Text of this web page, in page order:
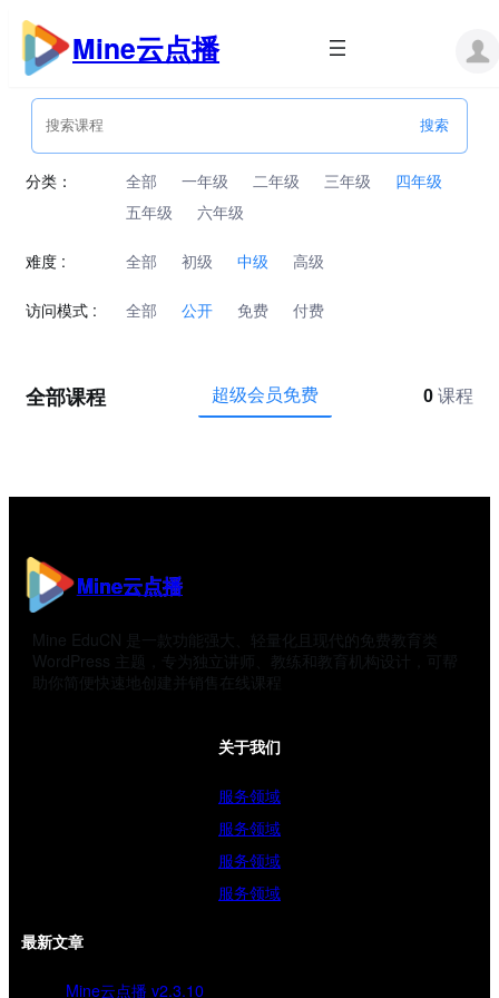
跳
内
Mine云点播
分类： 全部 一年级 二年级 三年级
四年级
五年级
六年级
难度 : 全部 初级 中级 高级
访问模式 : 全部 公开 免费 付费
全部课程 超级会员免费 0 课程
Mine云点播
Mine EduCN 是一款功能强大、轻量化且现代的免费教育类
WordPress 主题，专为独立讲师、教练和教育机构设计，可帮
助你简便快速地创建并销售在线课程
关于我们
服务领域
服务领域
服务领域
服务领域
最新文章
Mine云点播 v2.3.10